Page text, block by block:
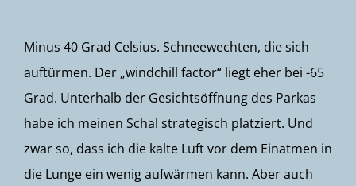
Minus 40 Grad Celsius. Schneewechten, die sich
auftürmen. Der „windchill factor“ liegt eher bei -65
Grad. Unterhalb der Gesichtsöffnung des Parkas
habe ich meinen Schal strategisch platziert. Und
zwar so, dass ich die kalte Luft vor dem Einatmen in
die Lunge ein wenig aufwärmen kann. Aber auch